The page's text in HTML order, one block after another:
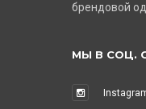
брендовой
МЫ В СОЦ.